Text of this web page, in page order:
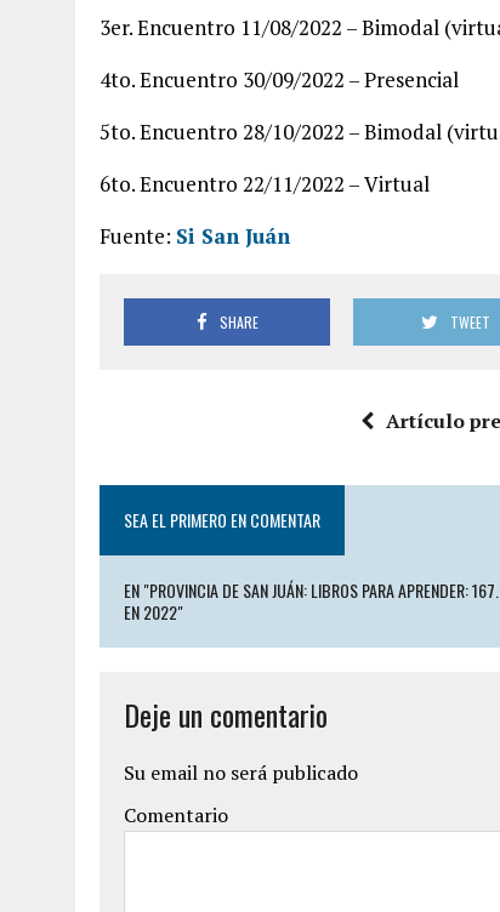
3er. Encuentro 11/08/2022 – Bimodal
4to. Encuentro 30/09/2022 – Presencial
5to. Encuentro 28/10/2022 – Bimodal
6to. Encuentro 22/11/2022 – Virtual
Fuente: Si San Juán
SHARE TWEET
Artículo
SEA EL PRIMERO EN COMENTAR
EN "PROVINCIA DE SAN JUÁN: LIBROS PARA APRENDER:
EN 2022"
Deje un comentario
Su email no será publicado
Comentario